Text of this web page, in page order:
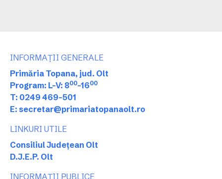
INFORMAȚII GENERALE
Primăria Topana, jud. Olt
Program: L-V: 800-1600
T: 0249 469-501
E: secretar@primariatopanaolt.ro
LINKURI UTILE
Consiliul Județean Olt
D.J.E.P. Olt
INFORMAȚII PUBLICE